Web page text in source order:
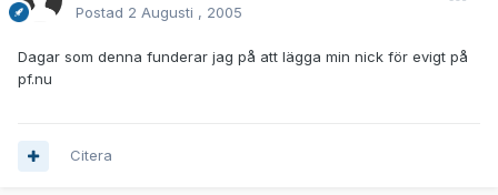
Postad 2 Augusti , 2005
Dagar som denna funderar jag på att lägga min nick för evigt på
pf.nu
Citera